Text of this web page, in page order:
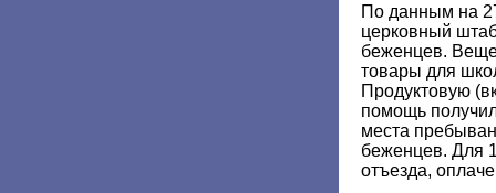
По данным на
церковный
беженцев.
товары для
Продуктовую
помощь
места
беженцев. Для
отъезда,